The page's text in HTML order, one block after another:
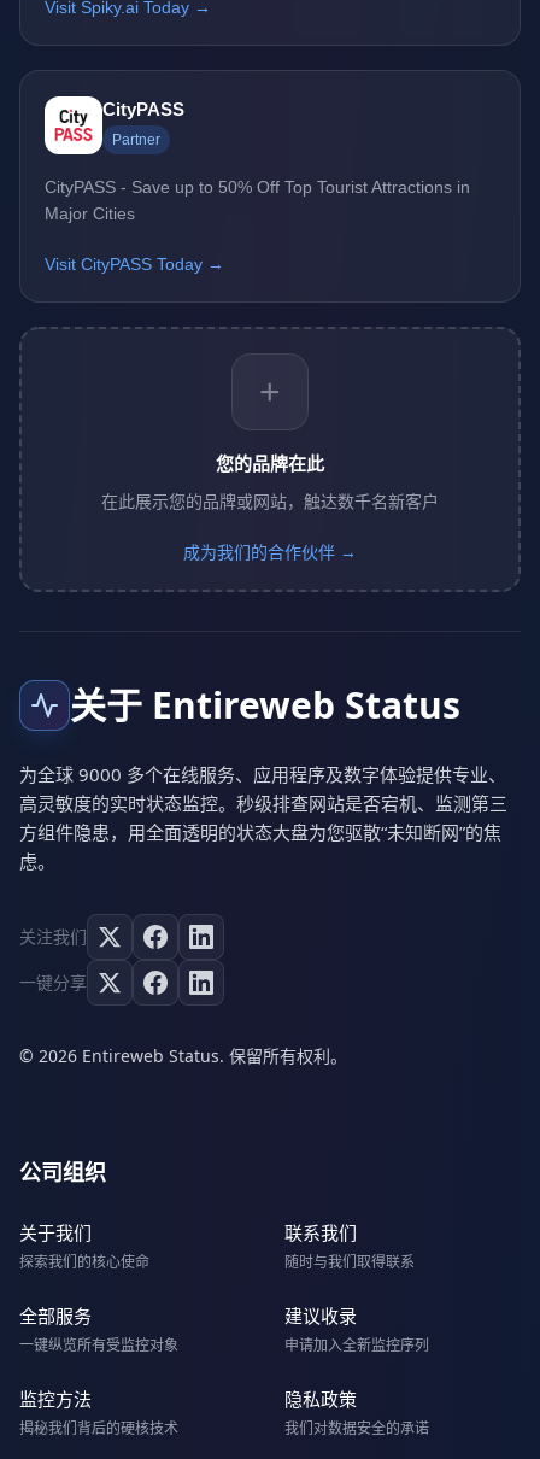
Visit Spiky.ai Today →
CityPASS
Partner
CityPASS - Save up to 50% Off Top Tourist Attractions in
Major Cities
Visit CityPASS Today →
+
您的品牌在此
在此展示您的品牌或网站，触达数千名新客户
成为我们的合作伙伴 →
关于 Entireweb Status
为全球 9000 多个在线服务、应用程序及数字体验提供专业、
高灵敏度的实时状态监控。秒级排查网站是否宕机、监测第三
方组件隐患，用全面透明的状态大盘为您驱散“未知断网”的焦
虑。
关注我们
一键分享
© 2026 Entireweb Status. 保留所有权利。
公司组织
关于我们
探索我们的核心使命
联系我们
随时与我们取得联系
全部服务
一键纵览所有受监控对象
建议收录
申请加入全新监控序列
监控方法
揭秘我们背后的硬核技术
隐私政策
我们对数据安全的承诺